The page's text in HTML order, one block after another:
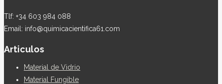
Tlf: +34 603 984 088
Email: info@quimicacientifica61.com
Articulos
Material de Vidrio
Material Fungible